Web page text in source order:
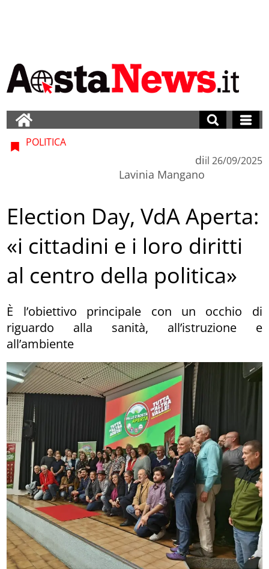
POLITICA
di
Lavinia Mangano
il 26/09/2025
Election Day, VdA Aperta:
«i cittadini e i loro diritti
al centro della politica»
È l’obiettivo principale con un occhio di
riguardo alla sanità, all’istruzione e
all’ambiente